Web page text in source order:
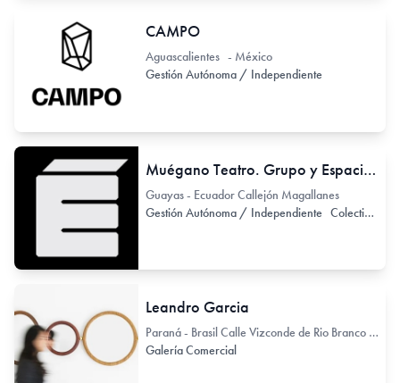
CAMPO
Aguascalientes - México
Gestión Autónoma / Independiente
Muégano Teatro. Grupo y Espacio de Teatro independiente
Guayas - Ecuador Callejón Magallanes
Gestión Autónoma / Independiente Colectivo de Arte / Colectivo de Artistas
Leandro Garcia
Paraná - Brasil Calle Vizconde de Rio Branco 1488
Galería Comercial